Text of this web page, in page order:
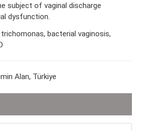
subject of vaginal discharge
dysfunction.
bacterial vaginosis,
Alan, Türkiye